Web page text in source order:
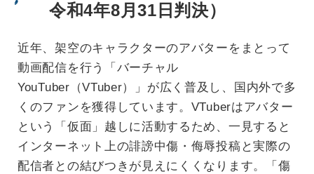
令和4年8月31日判決）
近年、架空のキャラクターのアバターをまとって
動画配信を行う「バーチャル
YouTuber（VTuber）」が広く普及し、国内外で多
くのファンを獲得しています。VTuberはアバター
という「仮面」越しに活動するため、一見すると
インターネット上の誹謗中傷・侮辱投稿と実際の
配信者との結びつきが見えにくくなります。「傷